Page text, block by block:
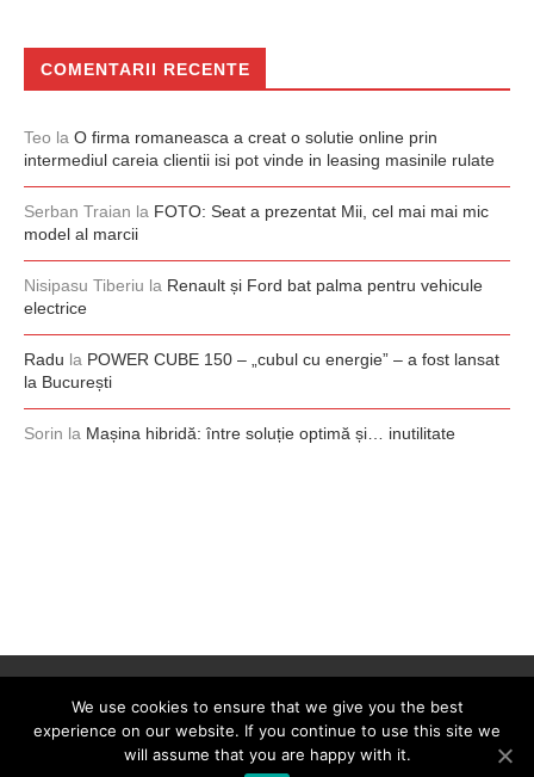
COMENTARII RECENTE
Teo la O firma romaneasca a creat o solutie online prin
intermediul careia clientii isi pot vinde in leasing masinile rulate
Serban Traian la FOTO: Seat a prezentat Mii, cel mai mai mic
model al marcii
Nisipasu Tiberiu la Renault și Ford bat palma pentru vehicule
electrice
Radu la POWER CUBE 150 – „cubul cu energie” – a fost lansat
la București
Sorin la Mașina hibridă: între soluție optimă și… inutilitate
We use cookies to ensure that we give you the best
experience on our website. If you continue to use this site we
will assume that you are happy with it.